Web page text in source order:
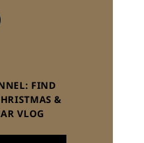
FIND
&
VLOG